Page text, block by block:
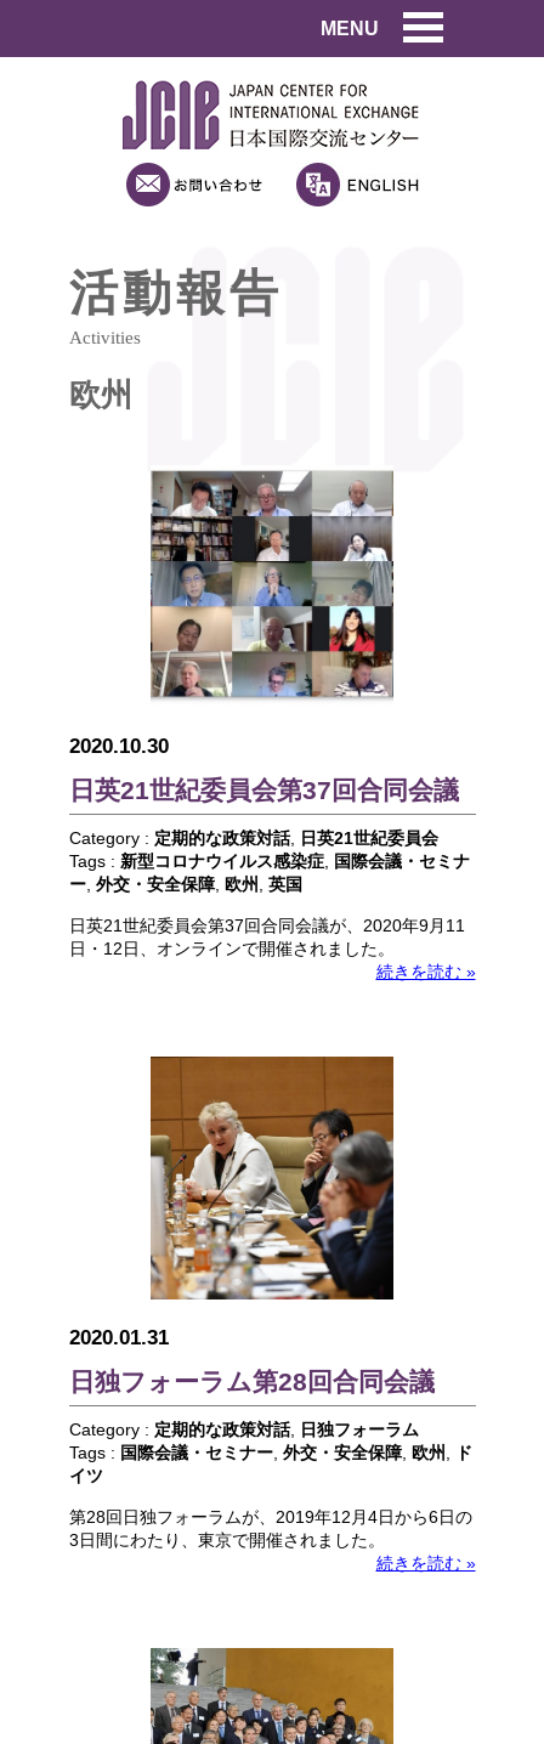
MENU
活動報告
Activities
欧州
2020.10.30
日英21世紀委員会第37回合同会議
Category : 定期的な政策対話,
日英21世紀委員会
Tags : 新型コロナウイルス感染症,
国際会議・セミナ
ー, 外交・安全保障, 欧州 英国
日英21世紀委員会第37回合同会議が、2020年9月11
日・12日、オンラインで開催されました。
続きを読む »
2020.01.31
日独フォーラム第28回合同会議
Category : 定期的な政策対話,
日独フォーラム
Tags : 国際会議・セミナー, 外交・安全保障, 欧州
ド
イツ
第28回日独フォーラムが、2019年12月4日から6日の
3日間にわたり、東京で開催されました。
続きを読む »